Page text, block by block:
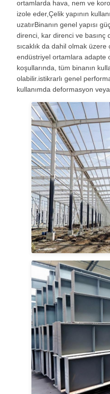
Çelik Yapı Malzemesi
Kümes
Sığır kulübesine
At Ahırı
Çelik Garaj
ortamlarda hava, nem ve
izole eder,Çelik yapının
uzatırBinanın genel yapısı
direnci, kar direnci ve basınç
sıcaklık da dahil olmak üzere
endüstriyel ortamlara adapte
koşullarında, tüm binanın
olabilir.istikrarlı genel
kullanımda deformasyon